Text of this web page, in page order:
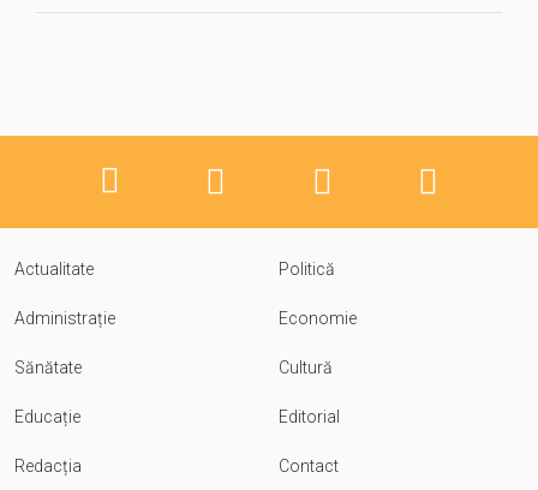
Actualitate Politică
Administrație Economie
Sănătate Cultură
Educație Editorial
Redacția Contact